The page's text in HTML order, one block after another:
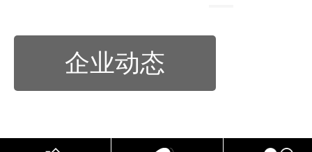
企业动态